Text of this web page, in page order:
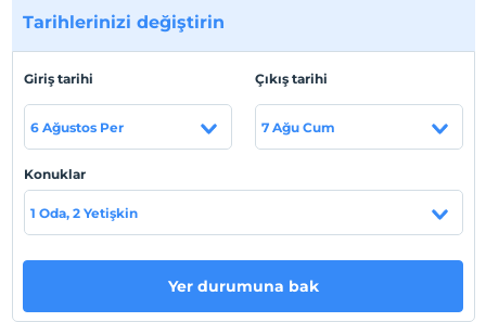
aktivite alanları ile misafirlerine keyifli bir tatili olanağı
Tesis lokasyon bilgileri
Sapanca Güldibi'nde konumlanmaktadır.
Haritada Göster
Check/in
Tarihlerinizi değiştirin
Giriş tarihi
6 Ağustos Per
Çıkış tarihi
7 Ağu Cum
Konuklar
1 Oda, 2 Yetişkin
Yer durumuna bak